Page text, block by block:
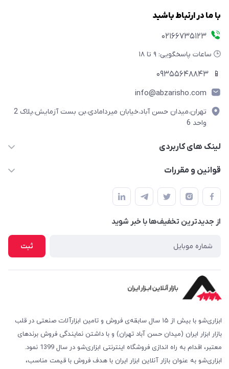
با ما در ارتباط باشید
02166735123
🕒 ساعات پاسخگویی: ۹ تا ۱۸
📱
09355648843
info@abzarisho.com
تهران،میدان حسن آباد،خیابان میردامادی،بن بست آزمایش،پلاک 2
واحد 6
لینک های کاربردی
حساب کاربری
لیست محصولات
درباره ما
قوانین و مقررات
شرایط بازگشت کالا
روش های پرداخت
روش های ارسال
امکان خرید حضوری
از جدید‌ترین تخفیف‌ها با‌ خبر شوید
ثبت
ابزاری‌شو با بیش از ۱۵ سال سابقه‌ی فروش و تامین ابزارآلات صنعتی در قلب
بازار ابزار ایران (میدان حسن آباد تهران) و با داشتن نمایندگی فروش برندهای
معتبر، اقدام به راه اندازی فروشگاه اینترنتی ابزاری‌شو در سال 1399 نمود.
ابزاری‌شو به عنوان بازار آنلاین ابزار ایران با هدف فروش با قیمت مناسب،